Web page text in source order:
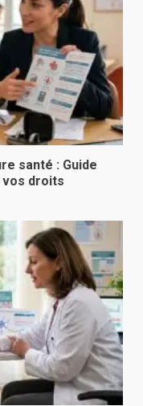
santé : Guide
droits